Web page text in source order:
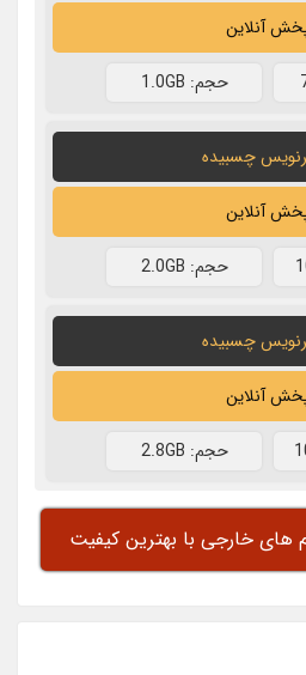
آنلاین
حجم: 1.0GB
چسبیده
آنلاین
حجم: 2.0GB
چسبیده
آنلاین
حجم: 2.8GB
های خارجی با بهترین کیفیت